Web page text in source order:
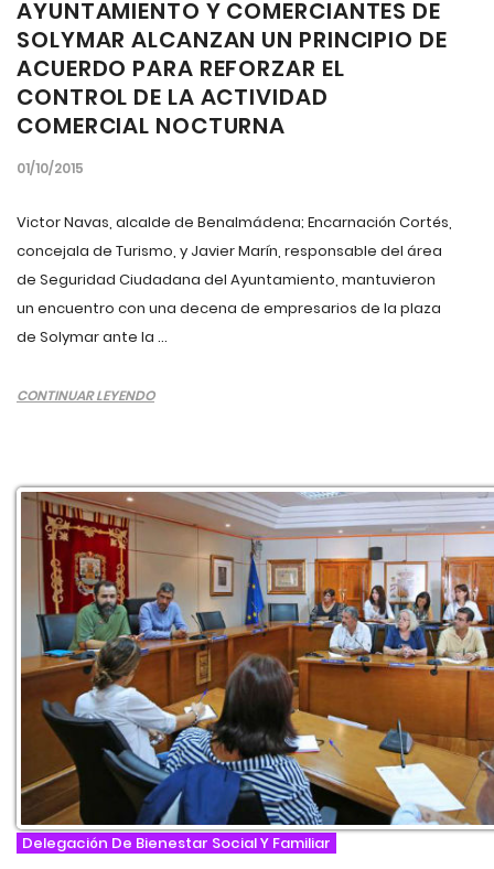
AYUNTAMIENTO Y COMERCIANTES DE
SOLYMAR ALCANZAN UN PRINCIPIO DE
ACUERDO PARA REFORZAR EL
CONTROL DE LA ACTIVIDAD
COMERCIAL NOCTURNA
01/10/2015
Victor Navas, alcalde de Benalmádena; Encarnación Cortés,
concejala de Turismo, y Javier Marín, responsable del área
de Seguridad Ciudadana del Ayuntamiento, mantuvieron
un encuentro con una decena de empresarios de la plaza
de Solymar ante la ...
CONTINUAR LEYENDO
Delegación De Bienestar Social Y Familiar